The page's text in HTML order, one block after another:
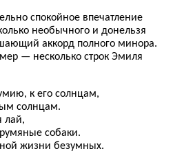
спокойное впечатление
необычного и донельзя
аккорд полного минора.
— несколько строк Эмиля
к его солнцам,
солнцам.
лай,
собаки.
жизни безумных.